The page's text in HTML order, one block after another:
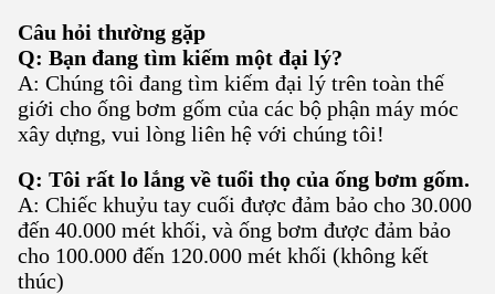
Câu hỏi thường gặp
Q: Bạn đang tìm kiếm một đại lý?
A: Chúng tôi đang tìm kiếm đại lý trên toàn thế
giới cho ống bơm gốm của các bộ phận máy móc
xây dựng, vui lòng liên hệ với chúng tôi!
Q: Tôi rất lo lắng về tuổi thọ của ống bơm gốm.
A: Chiếc khuỷu tay cuối được đảm bảo cho 30.000
đến 40.000 mét khối, và ống bơm được đảm bảo
cho 100.000 đến 120.000 mét khối (không kết
thúc)